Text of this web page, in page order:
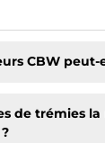
CBW
de trémies la